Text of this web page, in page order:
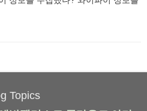
Topics